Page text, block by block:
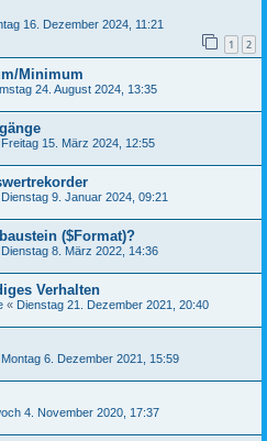
16. Dezember 2024, 11:21
1 2
Minimum
24. August 2024, 13:35
Freitag 15. März 2024, 12:55
Dienstag 9. Januar 2024, 09:21
($Format)?
Dienstag 8. März 2022, 14:36
Verhalten
« Dienstag 21. Dezember 2021, 20:40
Montag 6. Dezember 2021, 15:59
4. November 2020, 17:37